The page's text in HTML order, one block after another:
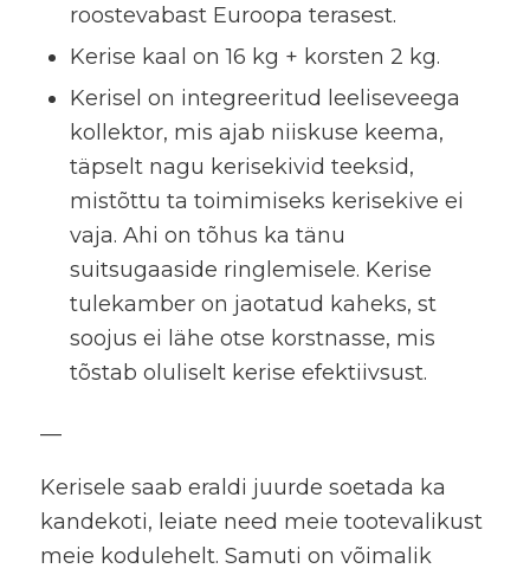
roostevabast Euroopa terasest.
Kerise kaal on 16 kg + korsten 2 kg.
Kerisel on integreeritud leeliseveega
kollektor, mis ajab niiskuse keema,
täpselt nagu kerisekivid teeksid,
mistõttu ta toimimiseks kerisekive ei
vaja. Ahi on tõhus ka tänu
suitsugaaside ringlemisele. Kerise
tulekamber on jaotatud kaheks, st
soojus ei lähe otse korstnasse, mis
tõstab oluliselt kerise efektiivsust.
—
Kerisele saab eraldi juurde soetada ka
kandekoti, leiate need meie tootevalikust
meie kodulehelt. Samuti on võimalik